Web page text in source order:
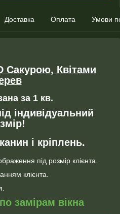
Доставка Оплата Умови
Сакурою, Квітами
за 1 кв.
індивідуальний
і кріплень.
під розмір клієнта.
клієнта.
замірам вікна